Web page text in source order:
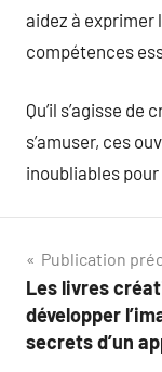
aidez à exprimer
compétences
Qu’il s’agisse
s’amuser, ces
inoubliables pour
de
l’article
Publication
Les livres
développer
secrets d’un